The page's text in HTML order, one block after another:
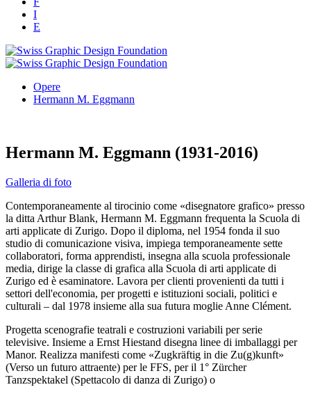
I
E
Opere
Hermann M. Eggmann
Hermann M. Eggmann (1931-2016)
Galleria di foto
Contemporaneamente al tirocinio come «disegnatore grafico» presso
la ditta Arthur Blank, Hermann M. Eggmann frequenta la Scuola di
arti applicate di Zurigo. Dopo il diploma, nel 1954 fonda il suo
studio di comunicazione visiva, impiega temporaneamente sette
collaboratori, forma apprendisti, insegna alla scuola professionale
media, dirige la classe di grafica alla Scuola di arti applicate di
Zurigo ed è esaminatore. Lavora per clienti provenienti da tutti i
settori dell'economia, per progetti e istituzioni sociali, politici e
culturali – dal 1978 insieme alla sua futura moglie Anne Clément.
Progetta scenografie teatrali e costruzioni variabili per serie
televisive. Insieme a Ernst Hiestand disegna linee di imballaggi per
Manor. Realizza manifesti come «Zugkräftig in die Zu(g)kunft»
(Verso un futuro attraente) per le FFS, per il 1° Zürcher
Tanzspektakel (Spettacolo di danza di Zurigo) o